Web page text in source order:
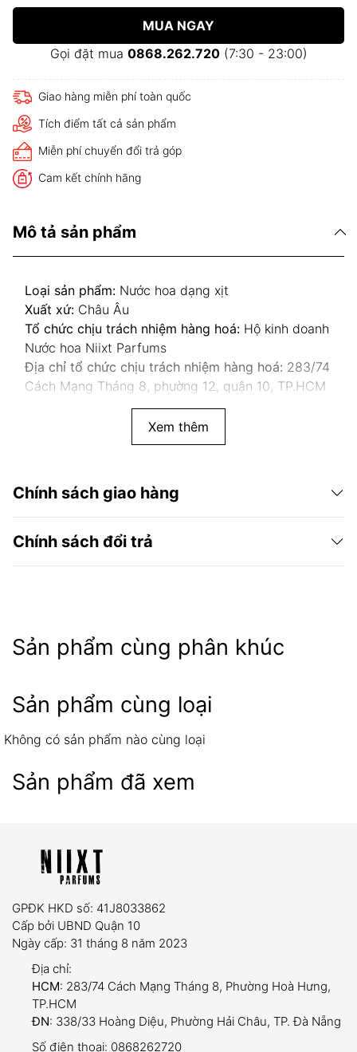
MUA NGAY
Gọi đặt mua 0868.262.720(7:30 - 23:00)
Giao hàng miễn phí toàn quốc
Tích điểm tất cả sản phẩm
Miễn phí chuyển đổi trả góp
Cam kết chính hãng
Mô tả sản phẩm
Loại sản phẩm: Nước hoa dạng xịt
Xuất xứ: Châu Âu
Tổ chức chịu trách nhiệm hàng hoá: Hộ kinh doanh
Nước hoa Niixt Parfums
Địa chỉ tổ chức chịu trách nhiệm hàng hoá: 283/74
Cách Mạng Tháng 8, phường 12, quận 10, TP.HCM
Xem thêm
Chính sách giao hàng
Chính sách đổi trả
Niixt Parfums
chính hãng 100%
07 ngày
trong quá trình vận chuyển.
Giao sai mẫu mã, số lượng so với đơn đặt hàng.
Yêu cầu: Sản phẩm còn nguyên tem niêm phong,
chưa qua sử dụng và có hóa đơn mua hàng đi
kèm.
dung tích trải nghiệm (5ml và
Sản phẩm cùng phân khúc
Sản phẩm cùng loại
Không có sản phẩm nào cùng loại
Sản phẩm đã xem
GPĐK HKD số: 41J8033862
Cấp bởi UBND Quận 10
Ngày cấp: 31 tháng 8 năm 2023
Địa chỉ:
HCM: 283/74 Cách Mạng Tháng 8, Phường Hoà Hưng,
TP.HCM
ĐN: 338/33 Hoàng Diệu, Phường Hải Châu, TP. Đà Nẵng
Số điện thoại: 0868262720